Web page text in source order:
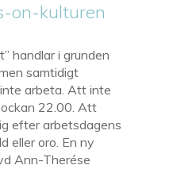
on-kulturen
handlar i grunden
samtidigt
arbeta. Att inte
22.00. Att
efter arbetsdagens
eller oro. En ny
Ann-Therése